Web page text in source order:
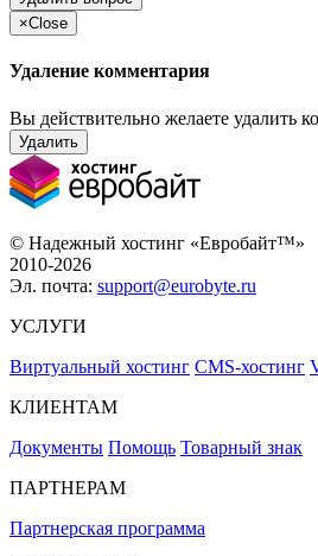
×Close
Удаление комментария
Вы действительно желаете удалить
Удалить
© Надежный хостинг «Евробайт™»
2010-2026
Эл. почта: support@eurobyte.ru
УСЛУГИ
Виртуальный хостинг CMS-хостинг
КЛИЕНТАМ
Документы Помощь Товарный знак
ПАРТНЕРАМ
Партнерская программа